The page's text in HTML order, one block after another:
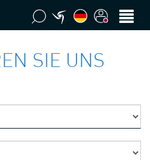
SIE UNS